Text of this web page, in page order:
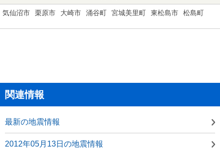
気仙沼市 栗原市 大崎市 涌谷町 宮城美里町 東松島市 松島町
関連情報
最新の地震情報
2012年05月13日の地震情報